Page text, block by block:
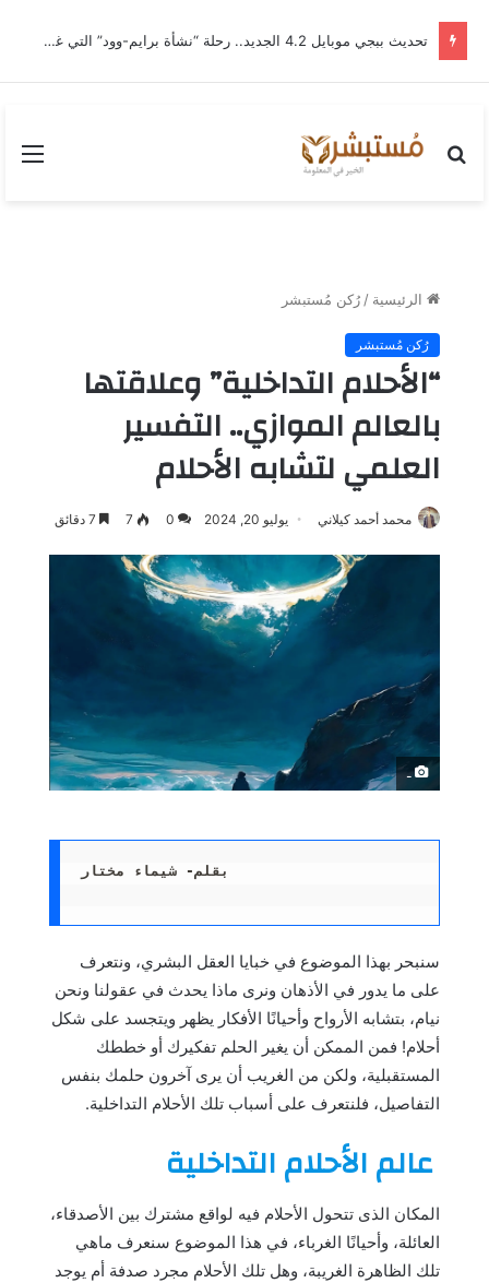
تحديث ببجي موبايل 4.2 الجديد.. رحلة “نشأة برايم-وود” التي غيّرت وجه إرانجل إلى الأبد
بحث
الرئيسية / رُكن مُستبشر
رُكن مُستبشر
“الأحلام التداخلية” وعلاقتها
بالعالم الموازي.. التفسير
العلمي لتشابه الأحلام
محمد أحمد كيلاني يوليو 20, 2024 0
7
ـ
بقلم- شيماء مختار
سنبحر بهذا الموضوع في خبايا العقل البشري، ونتعرف
على ما يدور في الأذهان ونرى ماذا يحدث في عقولنا ونحن
نيام، بتشابه الأرواح وأحيانًا الأفكار يظهر ويتجسد على شكل
أحلام! فمن الممكن أن يغير الحلم تفكيرك أو خططك
المستقبلية، ولكن من الغريب أن يرى آخرون حلمك بنفس
التفاصيل، فلنتعرف على أسباب تلك الأحلام التداخلية.
عالم الأحلام التداخلية
المكان الذى تتحول الأحلام فيه لواقع مشترك بين الأصدقاء،
العائلة، وأحيانًا الغرباء، في هذا الموضوع سنعرف ماهي
تلك الظاهرة الغريبة، وهل تلك الأحلام مجرد صدفة أم يوجد